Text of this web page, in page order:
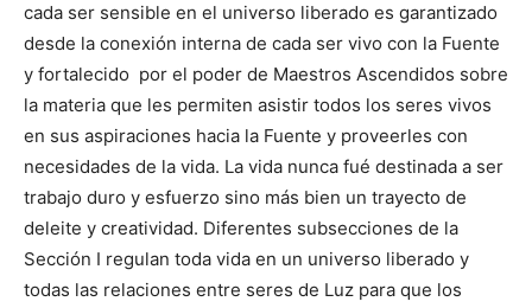
cada ser sensible en el universo liberado es garantizado
desde la conexión interna de cada ser vivo con la Fuente
y fortalecido por el poder de Maestros Ascendidos sobre
la materia que les permiten asistir todos los seres vivos
en sus aspiraciones hacia la Fuente y proveerles con
necesidades de la vida. La vida nunca fué destinada a ser
trabajo duro y esfuerzo sino más bien un trayecto de
deleite y creatividad. Diferentes subsecciones de la
Sección I regulan toda vida en un universo liberado y
todas las relaciones entre seres de Luz para que los